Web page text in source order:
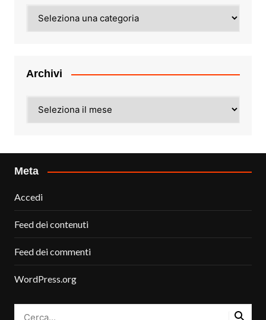
Archivi
Meta
Accedi
Feed dei contenuti
Feed dei commenti
WordPress.org